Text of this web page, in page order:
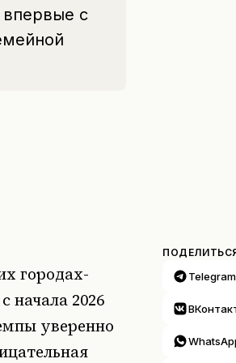
с
городах-
начала 2026
уверенно
Telegram